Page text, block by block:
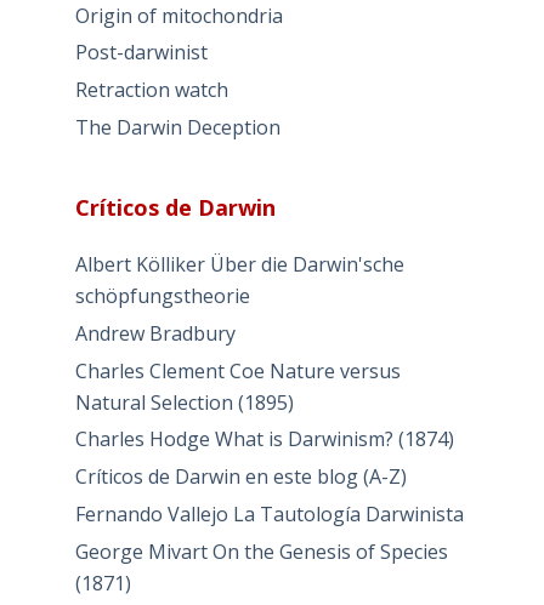
Origin of mitochondria
Post-darwinist
Retraction watch
The Darwin Deception
Críticos de Darwin
Albert Kölliker Über die Darwin'sche
schöpfungstheorie
Andrew Bradbury
Charles Clement Coe Nature versus
Natural Selection (1895)
Charles Hodge What is Darwinism? (1874)
Críticos de Darwin en este blog (A-Z)
Fernando Vallejo La Tautología Darwinista
George Mivart On the Genesis of Species
(1871)